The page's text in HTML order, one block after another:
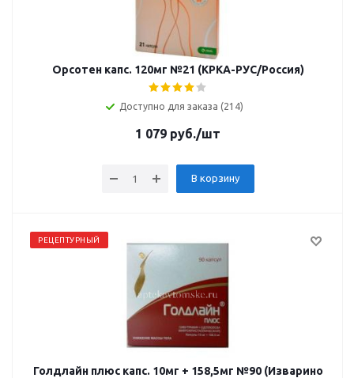
Орсотен капс. 120мг №21 (КРКА-РУС/Россия)
Доступно для заказа (214)
1 079 руб./шт
В корзину
РЕЦЕПТУРНЫЙ
Голдлайн плюс капс. 10мг + 158,5мг №90 (Изварино